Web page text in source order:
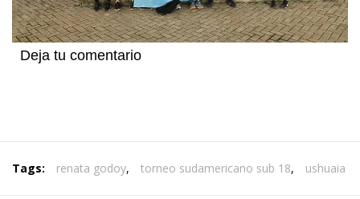
Deja tu comentario
Tags: renata godoy, torneo sudamericano sub 18, ushuaia